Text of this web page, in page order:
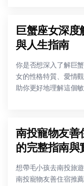
巨蟹座女深
與人生指南
你是否想深入了解巨
女的性格特質、愛情
助你更好地理解這個
南投寵物友善
的完整指南與
想帶毛小孩去南投旅
南投寵物友善住宿推